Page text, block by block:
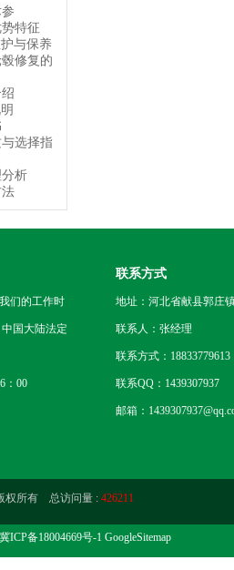
特征
与保养
修复的
选择指
析
们的工作时
国大陆法定
：00
联系方式
地址：河北省献县郭庄
联系人：张经理
联系方式：18833779613
联系QQ：1439307937
邮箱：
权所有 总访问量 : 426211
冀ICP备18004669号-1 GoogleSitemap